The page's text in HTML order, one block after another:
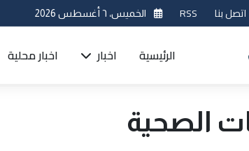
اتصل بنا RSS الخميس، ٦ أغسطس 2026
الرئيسية اخبار اخبار محلية
الصحية